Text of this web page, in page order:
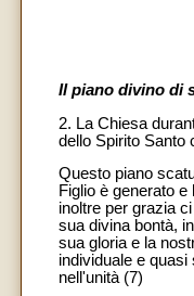
Il piano divino di
2. La Chiesa
dello Spirito Santo
Questo piano
Figlio è generato
inoltre per grazia
sua divina bontà,
sua gloria e la
individuale e
nell'unità (7)